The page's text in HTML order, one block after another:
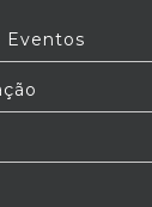
Eventos